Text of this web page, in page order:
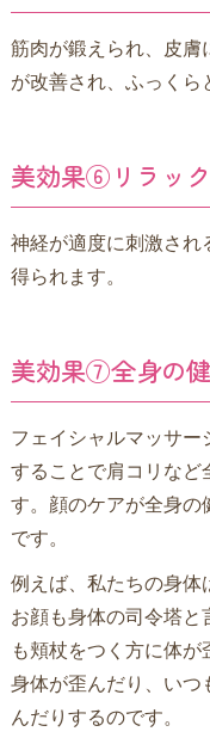
筋肉が鍛えられ、皮
が改善され、ふっくら
美効果⑥リラッ
神経が適度に刺激さ
得られます。
美効果⑦全身の
フェイシャルマッサー
することで肩コリなど
す。顔のケアが全身
です。
例えば、私たちの身体
お顔も身体の司令塔
も頬杖をつく方に体
身体が歪んだり、い
んだりするのです。